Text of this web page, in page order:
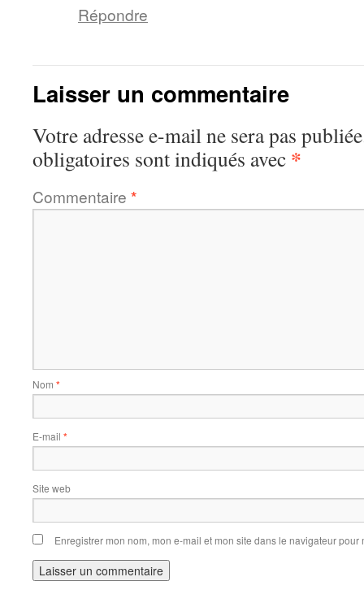
Répondre
Laisser un commentaire
Votre adresse e-mail ne sera pas
obligatoires sont indiqués avec *
Commentaire *
Nom *
E-mail *
Site web
Enregistrer mon nom, mon e-mail et mon site dans le navigateur